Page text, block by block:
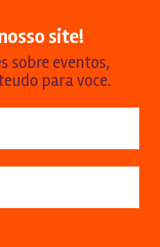
site!
sobre eventos,
para voce.